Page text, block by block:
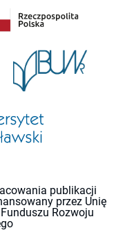
publikacji
przez Unię
Rozwoju